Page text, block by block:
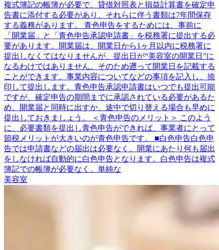
複式簿記の帳簿が必要で、貸借対照表と損益計算書を確定申
告書に添付する必要があり、それらに伴う書類は7年間保存
する義務があります。 青色申告をするためには、事前に
「開業届」と「青色申告承認申請書」を税務署に提出する必
要があります。開業届は、開業日から1ヶ月以内に税務署に
提出しなくてはなりませんが、提出日が“美容室の開業日”に
なるわけではありません。そのため遡って開業日を記載する
ことができます。事業内容についてなどの事項を記入し、捺
印して提出します。青色申告承認申請書はいつでも提出可能
ですが、確定申告の期間までに承認されている必要があるた
め、開業届と同時に出すか、途中で切り替える場合も早めに
提出しておきましょう。 ＜青色申告のメリット＞ このよう
に、必要書類を提出し青色申告ができれば、事業者にとって
節税メリットが大きいのが青色申告です。 ■白色申告白色申
告では申請書などの届出は必要なく、開業にあたり何も届出
をしなければ自動的に白色申告となります。白色申告は複式
簿記での帳簿が必要なく、単純な
美容室